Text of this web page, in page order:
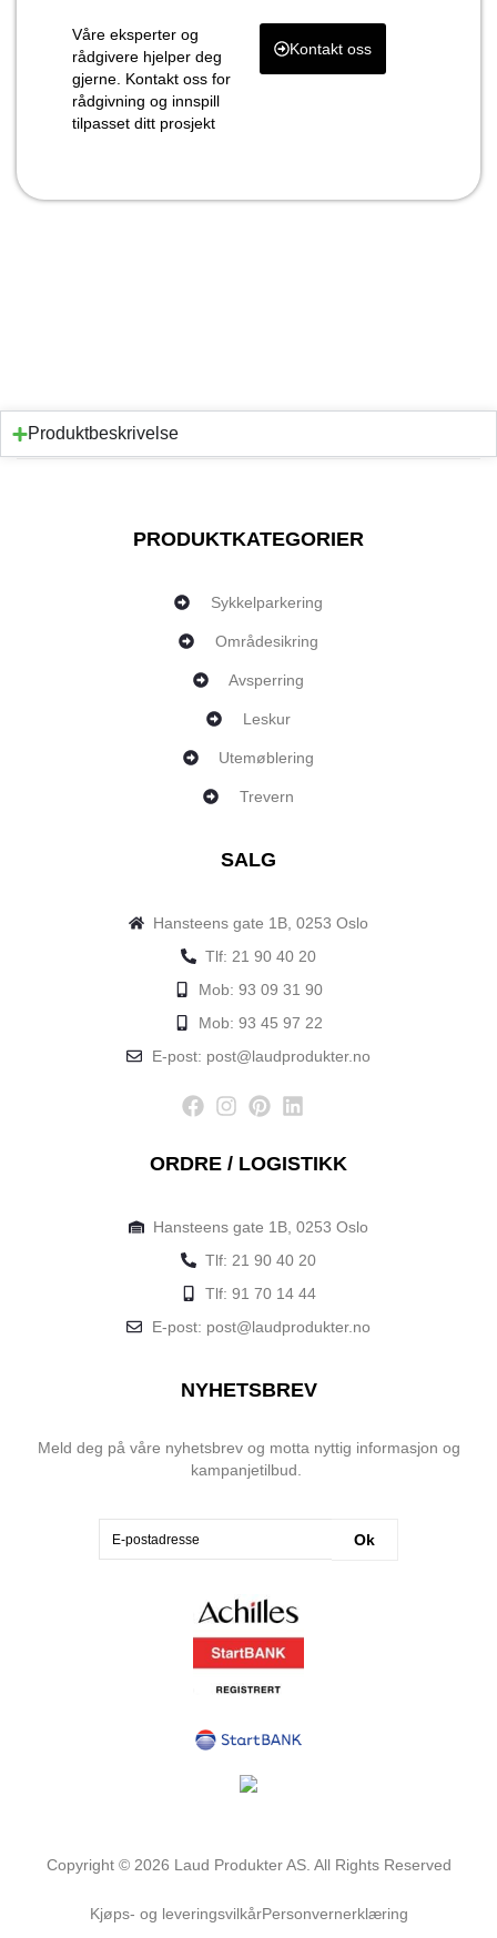
Våre eksperter og
rådgivere hjelper deg
gjerne. Kontakt oss for
rådgivning og innspill
tilpasset ditt prosjekt
Kontakt oss
Produktbeskrivelse
PRODUKTKATEGORIER
Sykkelparkering
Områdesikring
Avsperring
Leskur
Utemøblering
Trevern
SALG
Hansteens gate 1B, 0253 Oslo
Tlf: 21 90 40 20
Mob: 93 09 31 90
Mob: 93 45 97 22
E-post: post@laudprodukter.no
ORDRE / LOGISTIKK
Hansteens gate 1B, 0253 Oslo
Tlf: 21 90 40 20
Tlf: 91 70 14 44
E-post: post@laudprodukter.no
NYHETSBREV
Meld deg på våre nyhetsbrev og motta nyttig informasjon og
kampanjetilbud.
Ok
Copyright © 2026 Laud Produkter AS. All Rights Reserved
Kjøps- og leveringsvilkårPersonvernerklæring